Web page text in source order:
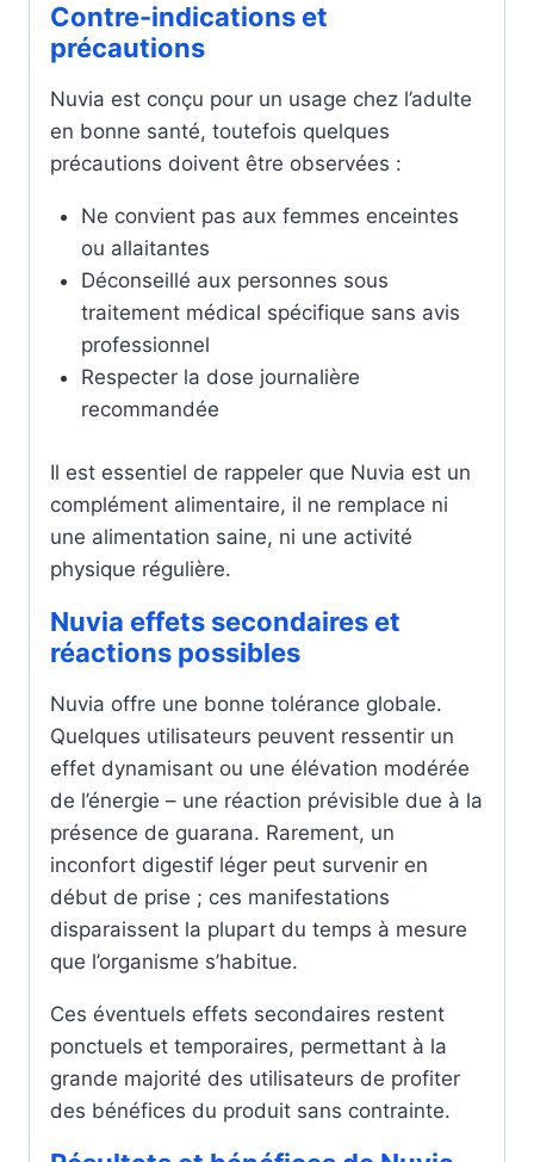
Contre-indications et
précautions
Nuvia est conçu pour un usage chez l’adulte
en bonne santé, toutefois quelques
précautions doivent être observées :
Ne convient pas aux femmes enceintes
ou allaitantes
Déconseillé aux personnes sous
traitement médical spécifique sans avis
professionnel
Respecter la dose journalière
recommandée
Il est essentiel de rappeler que Nuvia est un
complément alimentaire, il ne remplace ni
une alimentation saine, ni une activité
physique régulière.
Nuvia effets secondaires et
réactions possibles
Nuvia offre une bonne tolérance globale.
Quelques utilisateurs peuvent ressentir un
effet dynamisant ou une élévation modérée
de l’énergie – une réaction prévisible due à la
présence de guarana. Rarement, un
inconfort digestif léger peut survenir en
début de prise ; ces manifestations
disparaissent la plupart du temps à mesure
que l’organisme s’habitue.
Ces éventuels effets secondaires restent
ponctuels et temporaires, permettant à la
grande majorité des utilisateurs de profiter
des bénéfices du produit sans contrainte.